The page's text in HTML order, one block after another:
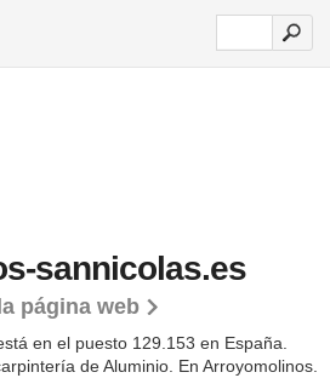
sannicolas.es
página web
en el puesto 129.153 en España.
de Aluminio. En Arroyomolinos.